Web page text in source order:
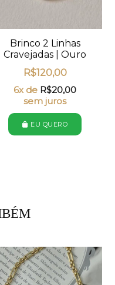
Brinco 2 Linhas
Cravejadas | Ouro
R$120,00
6x de R$20,00
sem juros
EU QUERO